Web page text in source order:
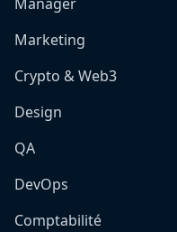
Marketing
Crypto & Web3
Design
QA
DevOps
Comptabilité